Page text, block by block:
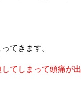
てきます。
てしまって頭痛が